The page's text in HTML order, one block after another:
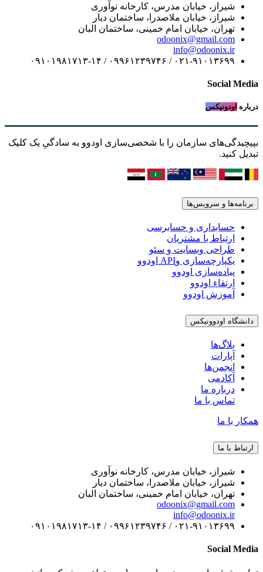
شیراز، خیابان مدرس، کارخانه نوآوری
شیراز، خیابان ملاصدرا، ساختمان دیار
تهران، خیابان امام خمینی، ساختمان البان
odoonix@gmail.com
info@odoonix.ir
۰۲۱-۹۱۰۱۳۶۹۹ / ۰۹۹۶۱۲۳۹۷۴۶ / ۰۹۱۰۱۹۸۱۷۱۳-۱۴
Social Media
درباره اودونیکس
بپیچیدگی‌های سازمان را با شخصی‌سازی اودوو به سادگیِ یک کلیک
تبدیل کنید.
برنامه‌ها و سرویس‌ها
حسابداری و حسابرسی
ارتباط با مشتریان
طراحی وبسایت و سئو
یکپارچه‌سازی وAPI اودوو
پیاده‌سازی اودوو
ارتقاء اودوو
آموزش اودوو
دانشگاه اودوونیکس
بلاگ‌ها
آپارات
انجمن‌ها
آکادمی
درباره ما
تماس با ما
همکار با ما
ارتباط با ما
شیراز، خیابان مدرس، کارخانه نوآوری
شیراز، خیابان ملاصدرا، ساختمان دیار
تهران، خیابان امام خمینی، ساختمان البان
odoonix@gmail.com
info@odoonix.ir
۰۲۱-۹۱۰۱۳۶۹۹ / ۰۹۹۶۱۲۳۹۷۴۶ / ۰۹۱۰۱۹۸۱۷۱۳-۱۴
Social Media